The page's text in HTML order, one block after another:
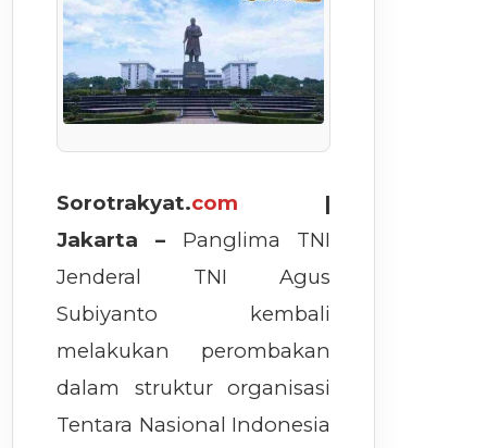
Sorotrakyat.com |
Jakarta – Panglima TNI
Jenderal TNI Agus
Subiyanto kembali
melakukan perombakan
dalam struktur organisasi
Tentara Nasional Indonesia